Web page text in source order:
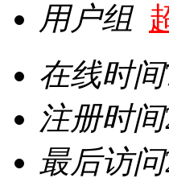
用户组
在线时间
注册时间
最后访问